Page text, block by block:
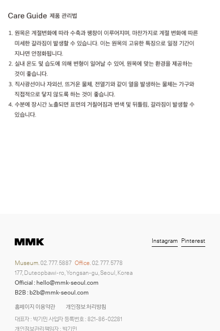
홈페이지 이용약관
개인정보 처리방침
대표자 : 박기민 사업자 등록번호 : 821-86-02281
개인정보관리책임자 : 박기민
Museum. 02. 777. 5887 Office. 02. 777. 5778
177, Duteopbawi-ro, Yongsan-gu, Seoul, Korea
Official : hello@mmk-seoul.com
B2B : b2b@mmk-seoul.com
Instagram Pinterest